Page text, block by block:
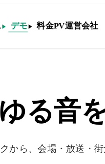
デモ 料金PV運営会社
る音を
から、会場・放送・